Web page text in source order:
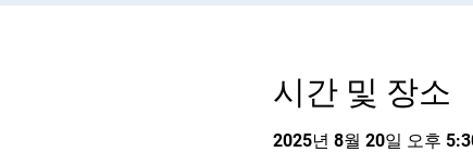
시간 및 장소
2025년 8월 20일 오후